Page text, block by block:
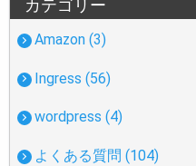
カテゴリー
Amazon (3)
Ingress (56)
wordpress (4)
よくある質問 (104)